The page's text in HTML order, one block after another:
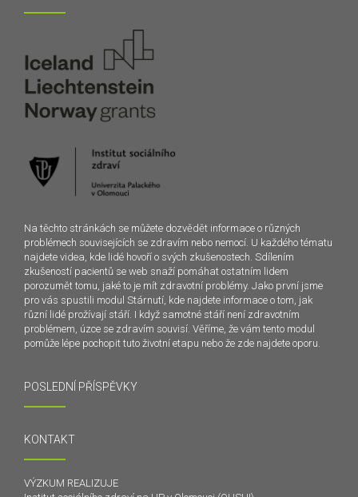
Na těchto stránkách se můžete dozvědět informace o různých
problémech souvisejících se zdravím nebo nemocí. U každého tématu
najdete videa, kde lidé hovoří o svých zkušenostech. Sdílením
zkušeností pacientů se web snaží pomáhat ostatním lidem
porozumět tomu, jaké to je mít zdravotní problémy. Jako první jsme
pro vás spustili modul Stárnutí, kde najdete informace o tom, jak
různí lidé prožívají stáří. I když samotné stáří není zdravotním
problémem, úzce se zdravím souvisí. Věříme, že vám tento modul
pomůže lépe pochopit tuto životní etapu nebo že zde najdete oporu.
POSLEDNÍ PŘÍSPĚVKY
KONTAKT
VÝZKUM REALIZUJE